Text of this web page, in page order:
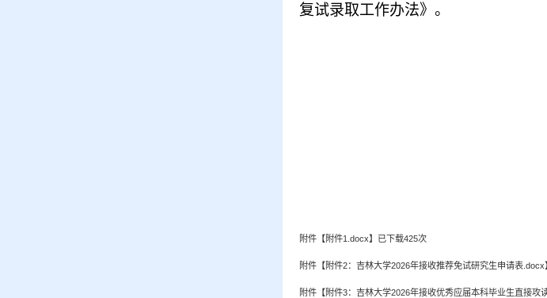
复试录取工作办法》。
附件【附件1.docx】已下载425次
附件【附件2：吉林大学2026年接收推荐免试研究生申请表.docx
附件【附件3：吉林大学2026年接收优秀应届本科毕业生直接攻